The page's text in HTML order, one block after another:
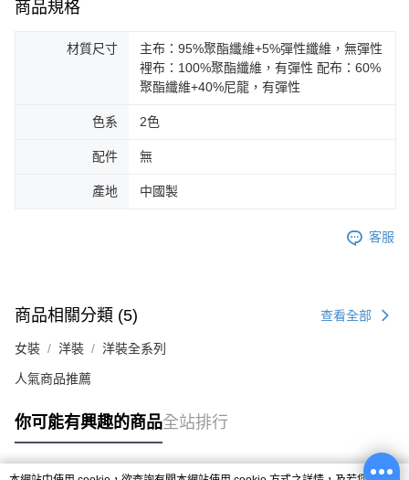
商品規格
材質尺寸
主布：95%聚酯纖維+5%彈性纖維，無彈性
裡布：100%聚酯纖維，有彈性 配布：60%
聚酯纖維+40%尼龍，有彈性
色系 2色
配件 無
產地 中國製
客服
商品相關分類 (5) 查看全部
女裝 洋裝 洋裝全系列
人氣商品推薦
你可能有興趣的商品全站排行